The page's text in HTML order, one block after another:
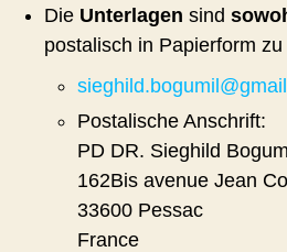
Die Unterlagen sind
postalisch in Papierform zu
sieghild.bogumil@gmail
Postalische Anschrift:
PD DR. Sieghild
162Bis avenue Jean
33600 Pessac
France